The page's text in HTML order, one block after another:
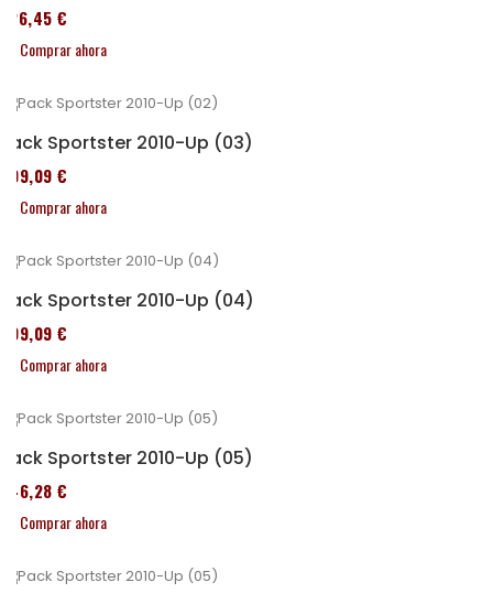
326,45 €
Comprar ahora
Pack Sportster 2010-Up (03)
409,09 €
Comprar ahora
Pack Sportster 2010-Up (04)
409,09 €
Comprar ahora
Pack Sportster 2010-Up (05)
246,28 €
Comprar ahora